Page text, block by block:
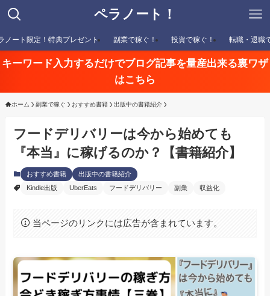
ペラノート！
ノート限定！特典プレゼント 副業で稼ぐ！ 投資で稼ぐ！ 転職・退職
キーワード入力するだけでブログ記事を量産出来る裏ワザ
はこちら
ホーム 副業で稼ぐ おすすめ書籍 出版中の書籍紹介
フードデリバリーは今から始めても
『本当』に稼げるのか？【書籍紹介】
おすすめ書籍
出版中の書籍紹介
Kindle出版
UberEats フードデリバリー 副業 収益化
当ページのリンクには広告が含まれています。